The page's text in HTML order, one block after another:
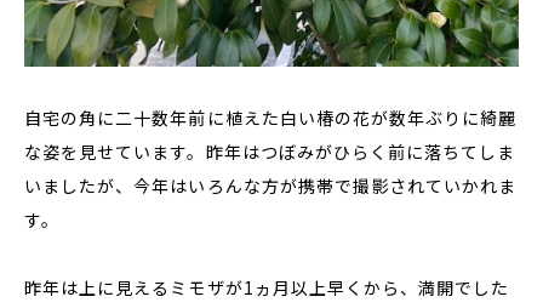
自宅の角に二十数年前に植えた白い椿の花が数年ぶりに綺麗
な姿を見せています。昨年はつぼみがひらく前に落ちてしま
いましたが、今年はいろんな方が携帯で撮影されていかれま
す。
昨年は上に見えるミモザが1ヵ月以上早くから、満開でした